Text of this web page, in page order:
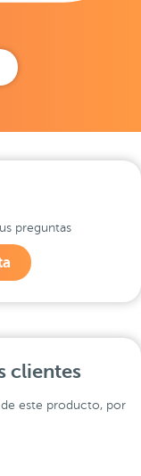
preguntas
clientes
este producto, por